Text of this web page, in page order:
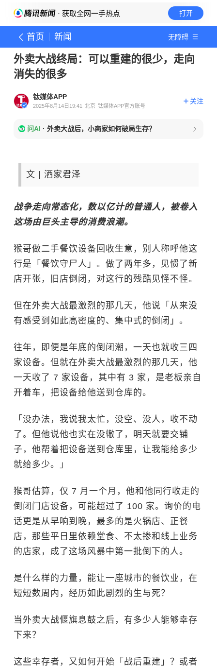
· 获取全网一手热点 打开
首页 新闻 无障碍
外卖大战终局：可以重建的很少，走向
消失的很多
钛媒体APP
2025年8月14日19:41 北京 钛媒体APP官方账号
关注
问AI · 外卖大战后，小商家如何破局生存？
文 | 洒家君泽
战争走向常态化，数以亿计的普通人，被卷入
这场由巨头主导的消费浪潮。
猴哥做二手餐饮设备回收生意，别人称呼他这
行是「餐饮守尸人」。做了两年多，见惯了新
店开张，旧店倒闭，对这行的残酷见怪不怪。
但在外卖大战最激烈的那几天，他说「从来没
有感受到如此高密度的、集中式的倒闭」。
往年，即便是年底的倒闭潮，一天也就收三四
家设备。但就在外卖大战最激烈的那几天，他
一天收了 7 家设备，其中有 3 家，是老板亲自
开着车，把设备给他送到仓库的。
「没办法，我说我太忙，没空、没人，收不动
了。但他说他也实在没辙了，明天就要交铺
子，他帮着把设备送到仓库里，让我能给多少
就给多少。」
猴哥估算，仅 7 月一个月，他和他同行收走的
倒闭门店设备，可能超过了 100 家。询价的电
话更是从早响到晚，最多的是火锅店、正餐
店，那些平日里依赖堂食、不太掺和线上业务
的店家，成了这场风暴中第一批倒下的人。
是什么样的力量，能让一座城市的餐饮业，在
短短数周内，经历如此剧烈的生与死？
当外卖大战偃旗息鼓之后，有多少人能够幸存
下来？
这些幸存者，又如何开始「战后重建」？或者